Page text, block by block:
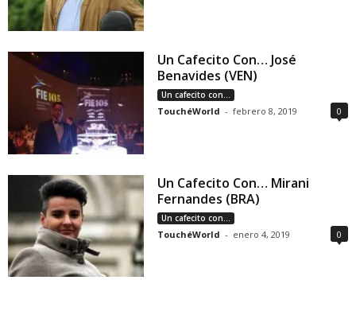
Un Cafecito Con… José
Benavides (VEN)
Un cafecito con...
TouchéWorld - febrero 8, 2019 0
Un Cafecito Con… Mirani
Fernandes (BRA)
Un cafecito con...
TouchéWorld - enero 4, 2019 0